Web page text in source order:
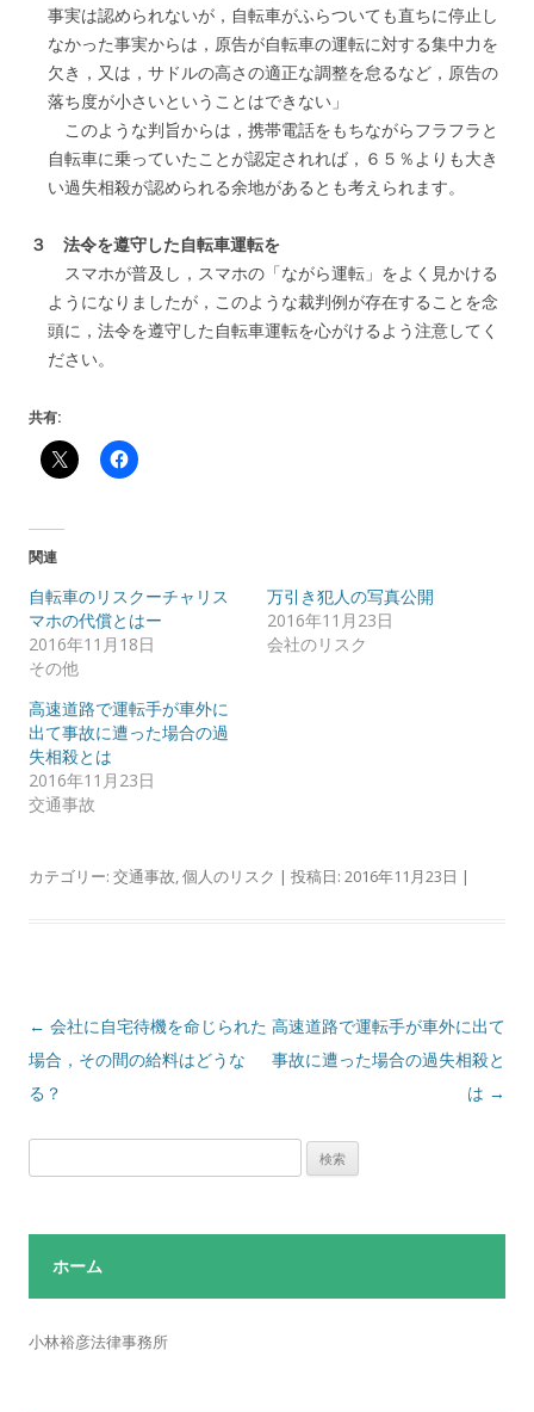
事実は認められないが，自転車がふらついても直ちに停止し
なかった事実からは，原告が自転車の運転に対する集中力を
欠き，又は，サドルの高さの適正な調整を怠るなど，原告の
落ち度が小さいということはできない」
このような判旨からは，携帯電話をもちながらフラフラと
自転車に乗っていたことが認定されれば，６５％よりも大き
い過失相殺が認められる余地があるとも考えられます。
３ 法令を遵守した自転車運転を
スマホが普及し，スマホの「ながら運転」をよく見かける
ようになりましたが，このような裁判例が存在することを念
頭に，法令を遵守した自転車運転を心がけるよう注意してく
ださい。
共有:
関連
自転車のリスクーチャリス
マホの代償とはー
2016年11月18日
その他
万引き犯人の写真公開
2016年11月23日
会社のリスク
高速道路で運転手が車外に
出て事故に遭った場合の過
失相殺とは
2016年11月23日
交通事故
カテゴリー: 交通事故,個人のリスク | 投稿日: 2016年11月23日 |
投
稿
ナ
ン
← 会社に自宅待機を命じられた
場合，その間の給料はどうな
る？
高速道路で運転手が車外に出て
事故に遭った場合の過失相殺と
は →
索:
ホーム
小林裕彦法律事務所